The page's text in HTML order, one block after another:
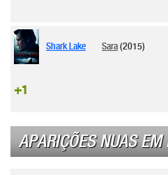
Shark Lake Sara(2015)
+1
APARIÇÕES NUAS